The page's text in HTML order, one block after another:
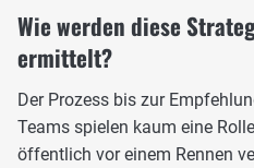
Wie werden diese
ermittelt?
Der Prozess bis zur
Teams spielen kaum eine
öffentlich vor einem Rennen